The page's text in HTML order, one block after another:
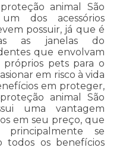
animal São
dos acessórios
possuir, já que é
as janelas do
que envolvam
pets para o
em risco à vida
em proteger,
animal São
uma vantagem
em seu preço, que
principalmente se
todos os benefícios